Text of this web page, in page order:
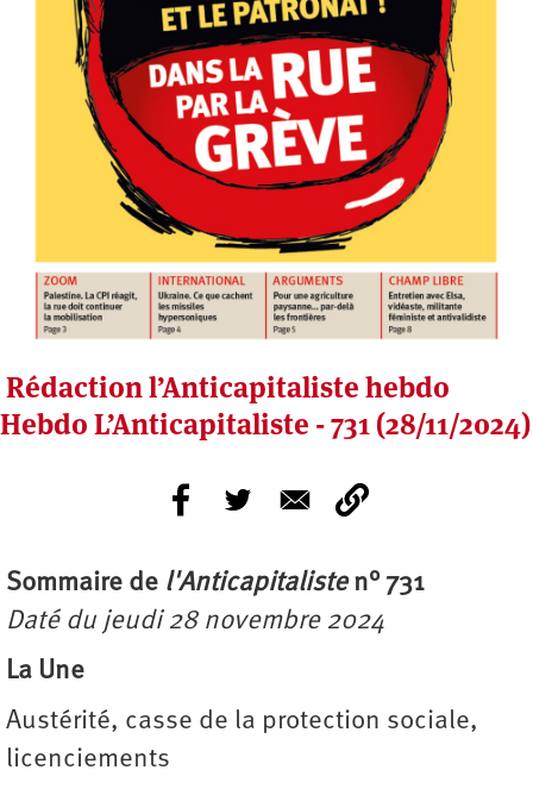
Rédaction l’Anticapitaliste hebdo
Hebdo L’Anticapitaliste - 731 (28/11/2024)
Sommaire de l'Anticapitalisten° 731
Daté du jeudi 28 novembre 2024
La Une
Austérité, casse de la protection sociale,
licenciements